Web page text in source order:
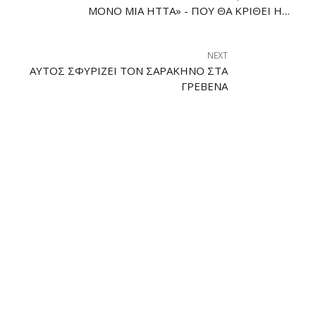
ΜΌΝΟ ΜΙΑ ΉΤΤΑ» - ΠΟΎ ΘΑ ΚΡΙΘΕΊ Η
NEXT
ΑΥΤΌΣ ΣΦΥΡΊΖΕΙ ΤΟΝ ΣΑΡΑΚΗΝΌ ΣΤΑ
ΓΡΕΒΕΝΆ